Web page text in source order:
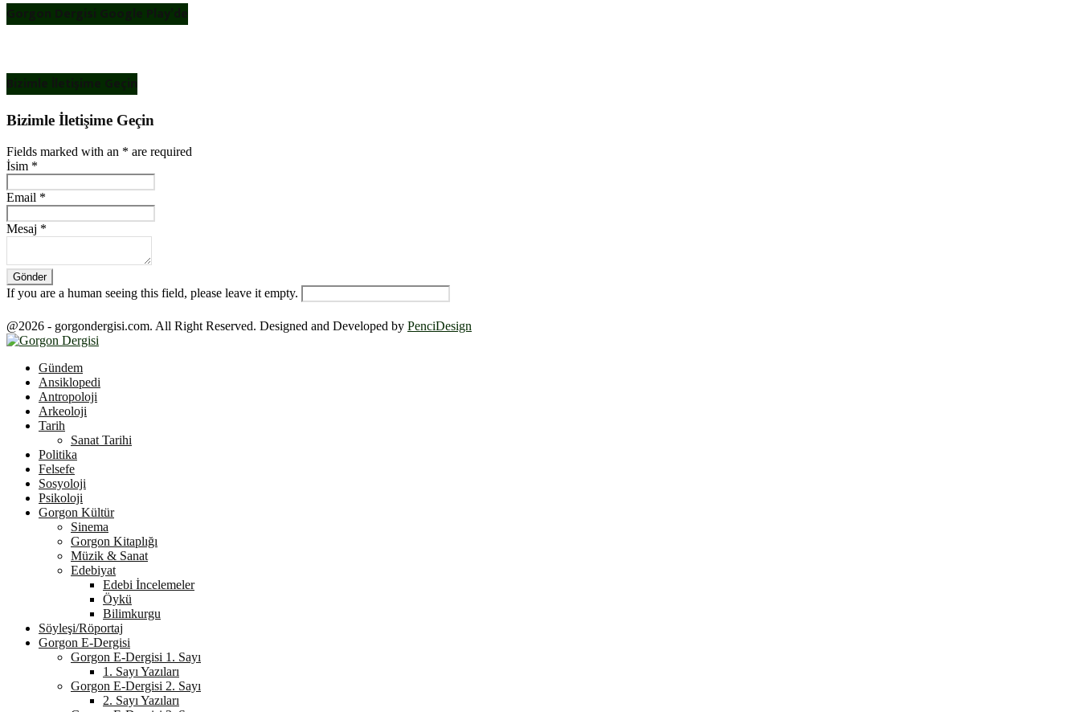
Gorgon Dergisi Google Play’de
Bizimle İletişime Geçin
Bizimle İletişime Geçin
Fields marked with an * are required
İsim *
Email *
Mesaj *
If you are a human seeing this field, please leave it empty.
@2026 - gorgondergisi.com. All Right Reserved. Designed and Developed by PenciDesign
Gündem
Ansiklopedi
Antropoloji
Arkeoloji
Tarih
Sanat Tarihi
Politika
Felsefe
Sosyoloji
Psikoloji
Gorgon Kültür
Sinema
Gorgon Kitaplığı
Müzik & Sanat
Edebiyat
Edebi İncelemeler
Öykü
Bilimkurgu
Söyleşi/Röportaj
Gorgon E-Dergisi
Gorgon E-Dergisi 1. Sayı
1. Sayı Yazıları
Gorgon E-Dergisi 2. Sayı
2. Sayı Yazıları